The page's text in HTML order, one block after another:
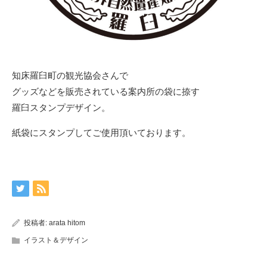
知床羅臼町の観光協会さんで
グッズなどを販売されている案内所の袋に捺す
羅臼スタンプデザイン。
紙袋にスタンプしてご使用頂いております。
投稿者: arata hitom
イラスト＆デザイン